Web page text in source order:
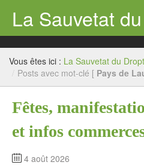
La Sauvetat
Accueil
Mairie
Vous êtes ici : La Sauvetat du Dropt
/ Posts avec mot-clé [ Pays de
Fêtes,
et infos
4 août 2026